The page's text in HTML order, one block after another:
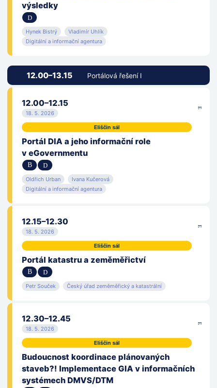
výsledky
Hynek Bistrý
Vladimír Uhlík
Digitální a informační agentura
12.00–13.15 Portálová řešení I
12.00–12.15
18. 5. 2026
Eliščin sál
Portál DIA a jeho informační role
v eGovernmentu
Oldřich Urban
Ivana Kučerová
Digitální a informační agentura
12.15–12.30
18. 5. 2026
Eliščin sál
Portál katastru a zeměměřictví
Petr Souček Český úřad zeměměřický a katastrální
12.30–12.45
18. 5. 2026
Eliščin sál
Budoucnost koordinace plánovaných
staveb?! Implementace GIA v informačních
systémech DMVS/DTM